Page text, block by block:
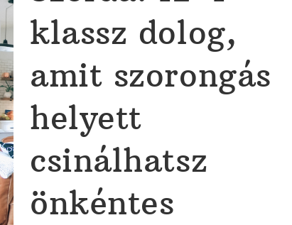
klassz dolog,
amit szorongás
helyett
csinálhatsz
önkéntes